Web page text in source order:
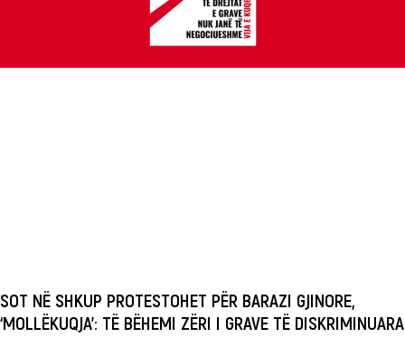
SOT NË SHKUP PROTESTOHET PËR BARAZI GJINORE,
‘MOLLËKUQJA’: TË BËHEMI ZËRI I GRAVE TË DISKRIMINUARA